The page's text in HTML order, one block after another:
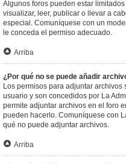
Algunos foros pueden estar
visualizar, leer, publicar o llevar a
especial. Comuníquese con un
le conceda el permiso adecuado.
Arriba
¿Por qué no se puede añadir
Los permisos para adjuntar
usuario y son concedidos por La
permite adjuntar archivos en el foro
pueden hacerlo. Comuníquese con
qué no puede adjuntar archivos.
Arriba